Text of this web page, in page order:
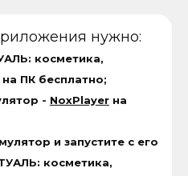
нужно:
косметика,
ПК бесплатно;
- NoxPlayerна
и запустите с его
косметика,